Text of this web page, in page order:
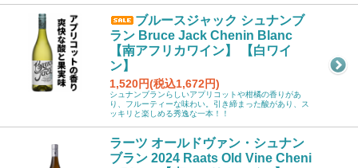
ブルースジャック シュナンブ
ラン Bruce Jack Chenin Blanc
【南アフリカワイン】 【白ワイ
ン】
1,520円(税込1,672円)
シュナンブランらしいアプリコットや柑橘の香りがあ
り、フルーティーな味わい。引き締まった酸があり、ス
ッキリと楽しめる秀逸な一本！！
ラーツ オールドヴァン・シュナン
ブラン 2024 Raats Old Vine Cheni